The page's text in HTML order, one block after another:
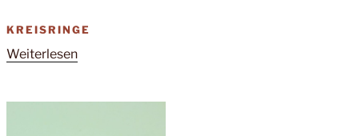
KREISRINGE
Weiterlesen